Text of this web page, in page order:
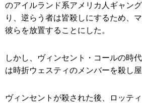
のアイルランド系アメリカ人ギャン
り、逆らう者は皆殺しにするため、
彼らを放置することにした。
しかし、ヴィンセント・コールの時
は時折ウェスティのメンバーを殺し
ヴィンセントが殺された後、ロッテ